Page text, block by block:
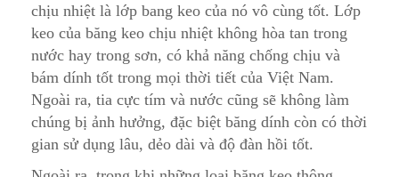
chịu nhiệt là lớp bang keo của nó vô cùng tốt. Lớp
keo của băng keo chịu nhiệt không hòa tan trong
nước hay trong sơn, có khả năng chống chịu và
bám dính tốt trong mọi thời tiết của Việt Nam.
Ngoài ra, tia cực tím và nước cũng sẽ không làm
chúng bị ảnh hưởng, đặc biệt băng dính còn có thời
gian sử dụng lâu, dẻo dài và độ đàn hồi tốt.